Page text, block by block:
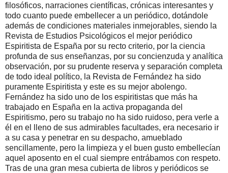
filosóficos, narraciones científicas, crónicas interesantes y
todo cuanto puede embellecer a un periódico, dotándole
además de condiciones materiales inmejorables, siendo la
Revista de Estudios Psicológicos el mejor periódico
Espiritista de España por su recto criterio, por la ciencia
profunda de sus enseñanzas, por su concienzuda y analítica
observación, por su prudente reserva y separación completa
de todo ideal político, la Revista de Fernández ha sido
puramente Espiritista y este es su mejor abolengo.
Fernández ha sido uno de los espiritistas que más ha
trabajado en España en la activa propaganda del
Espiritismo, pero su trabajo no ha sido ruidoso, pera verle a
él en el lleno de sus admirables facultades, era necesario ir
a su casa y penetrar en su despacho, amueblado
sencillamente, pero la limpieza y el buen gusto embellecían
aquel aposento en el cual siempre entrábamos con respeto.
Tras de una gran mesa cubierta de libros y periódicos se